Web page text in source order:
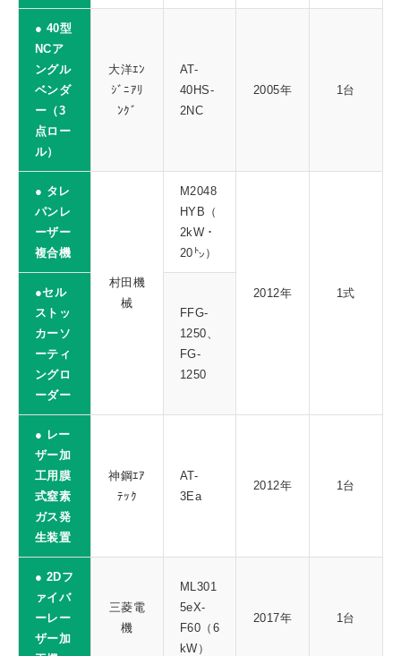
● 40型
NCア
ングル
ベンダ
ー（3
点ロー
ル）
大洋ｴﾝ
ｼﾞﾆｱﾘ
ﾝｸﾞ
AT-
40HS-
2NC
2005年 1台
● タレ
パンレ
ーザー
複合機
村田機
械
M2048
HYB（
2kW・
20㌧）
2012年 1式
●セル
ストッ
カーソ
ーティ
ングロ
ーダー
FFG-
1250、
FG-
1250
● レー
ザー加
工用膜
式窒素
ガス発
生装置
神鋼ｴｱ
ﾃｯｸ
AT-
3Ea
2012年 1台
● 2Dフ
ァイバ
ーレー
ザー加
三菱電
機
ML301
5eX-
F60（6
kW）
2017年 1台